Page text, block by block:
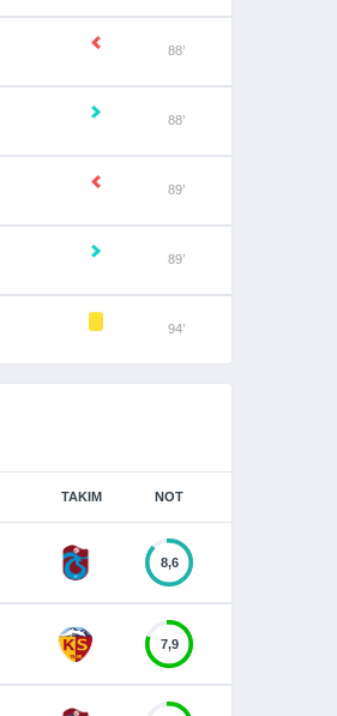
88’
88’
89’
89’
94’
TAKIM NOT
8,6
7,9